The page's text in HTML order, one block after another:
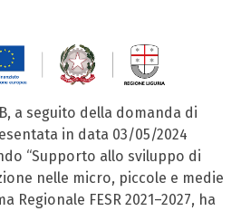
a seguito della domanda di
in data 03/05/2024
“Supporto allo sviluppo di
nelle micro, piccole e medie
Regionale FESR 2021–2027, ha